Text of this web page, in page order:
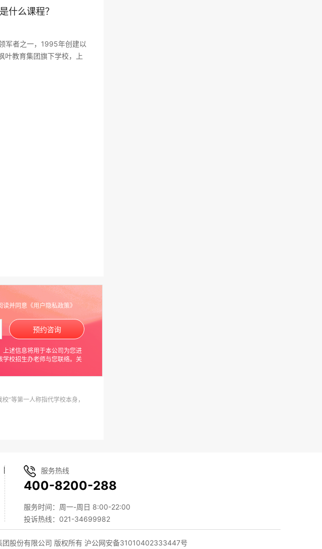
什么课程？
军者之一，1995年创建以
叶教育集团旗下学校，上
读并同意 《用户隐私政策》
上述信息将用于本公司为您进
学校招生办老师与您联络。关
预约咨询
”等第一人称指代学校本身，
服务热线
400-8200-288
服务时间：周一-周日 8:00-22:00
投诉热线：021-34699982
股份有限公司 版权所有 沪公网安备31010402333447号